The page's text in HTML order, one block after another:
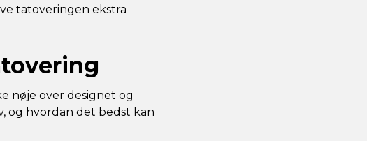
tatoveringen ekstra
nøje over designet og
og hvordan det bedst kan